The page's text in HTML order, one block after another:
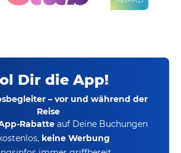
Dir die App!
– vor und während der
Reise
Rabatte auf Deine Buchungen
keine Werbung